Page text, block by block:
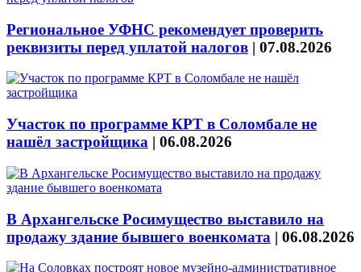
Региональное УФНС рекомендует проверить
реквизиты перед уплатой налогов | 07.08.2026
Участок по программе КРТ в Соломбале не
нашёл застройщика | 06.08.2026
В Архангельске Росимущество выставило на
продажу здание бывшего военкомата | 06.08.2026